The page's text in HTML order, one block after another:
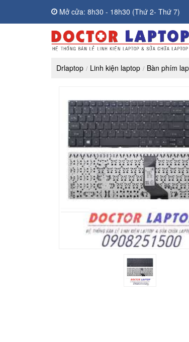
Mở cửa: 8h30 - 18h30 (Thứ 2- Thứ 7)
Drlaptop Linh kiện laptop Bàn phím